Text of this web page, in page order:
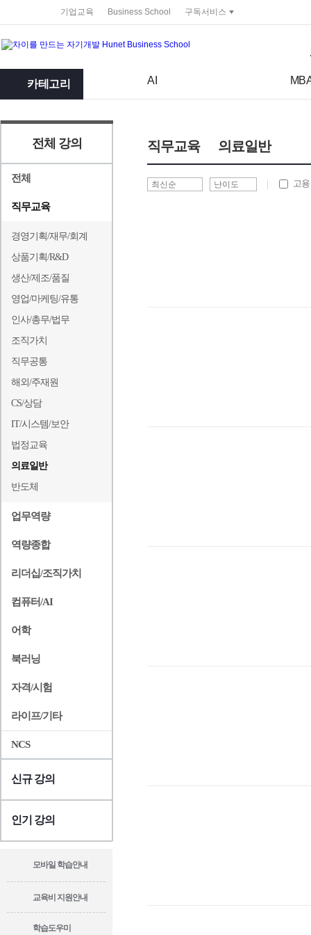
기업교육 Business School 구독서비스
카테고리 AI
전체 강의
전체
직무교육
경영기획/재무/회계
상품기획/R&D
생산/제조/품질
영업/마케팅/유통
인사/총무/법무
조직가치
직무공통
해외/주재원
CS/상담
IT/시스템/보안
법정교육
의료일반
반도체
업무역량
역량종합
리더십/조직가치
컴퓨터/AI
어학
북러닝
자격/시험
라이프/기타
NCS
신규 강의
인기 강의
모바일 학습안내
교육비 지원안내
학습도우미
직무교육 의료일반
고